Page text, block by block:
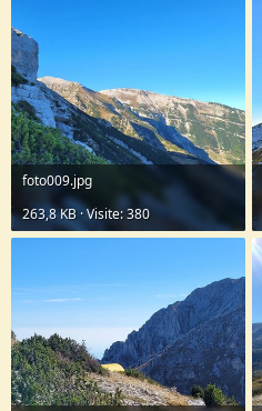
foto009.jpg
263,8 KB · Visite: 380